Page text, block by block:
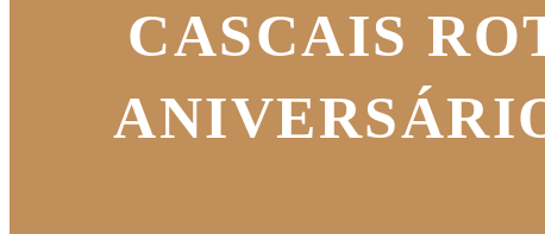
CASCAIS